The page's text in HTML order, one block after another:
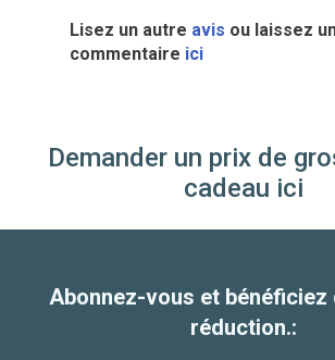
Lisez un autre avis ou laissez
commentaire ici
Demander un prix de
cadeau ici
Abonnez-vous et bénéficiez
réduction.: